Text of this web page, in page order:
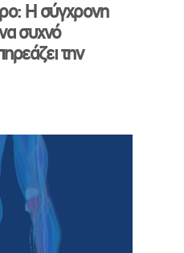
Η σύγχρονη
συχνό
την